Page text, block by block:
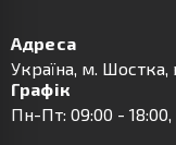
Адреса
Українa, м.
Графік
Пн-Пт: 09:00 -